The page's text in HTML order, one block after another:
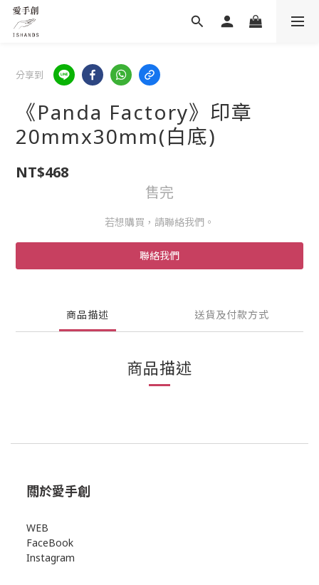
分享到
《Panda Factory》印章
20mmx30mm(白底)
NT$468
售完
若想購買，請聯絡我們。
聯絡我們
商品描述 送貨及付款方式
商品描述
關於愛手創
WEB
FaceBook
Instagram